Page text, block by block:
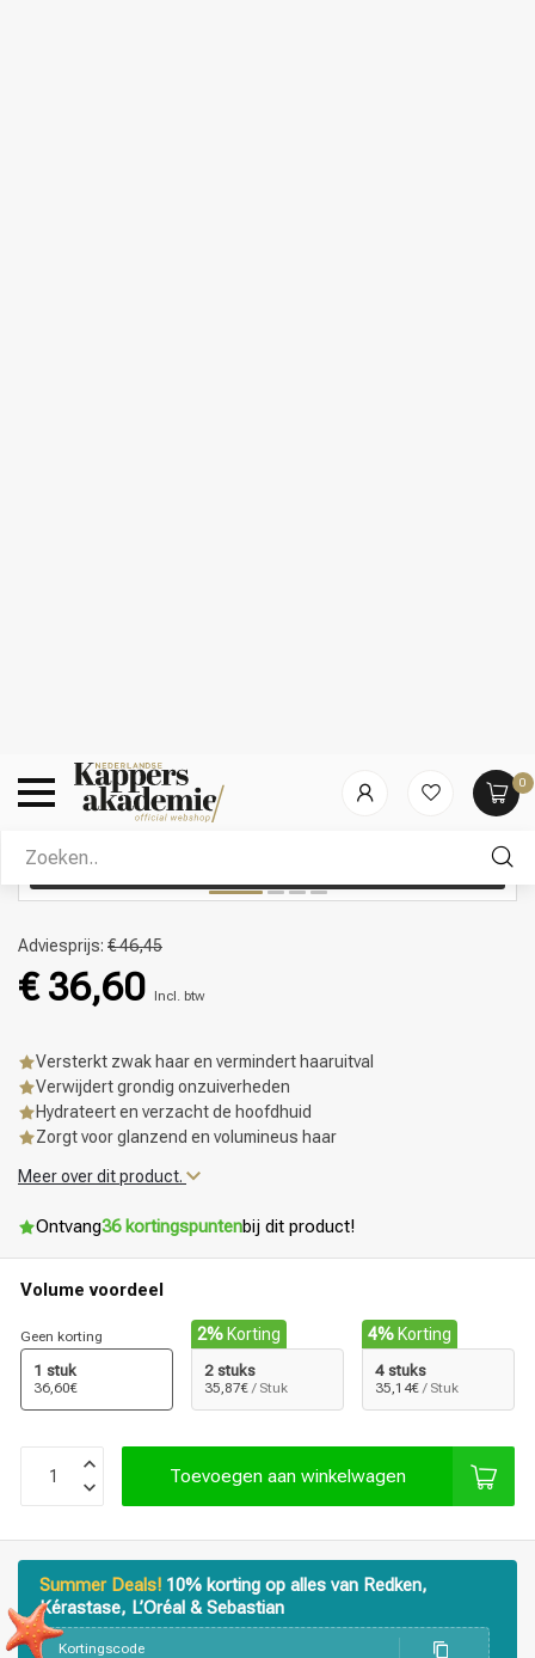
Haarstyling
Adviesprijs: € 46,45
€ 36,60 Incl. btw
Versterkt zwak haar en vermindert haaruitval
Verwijdert grondig onzuiverheden
Hydrateert en verzacht de hoofdhuid
Zorgt voor glanzend en volumineus haar
Meer over dit product.
Ontvang36 kortingspuntenbij dit product!
Volume voordeel
Geen korting
1 stuk
36,60€
2% Korting
2 stuks
35,87€ / Stuk
4% Korting
4 stuks
35,14€ / Stuk
Toevoegen aan winkelwagen
Summer Deals! 10% korting op alles van Redken,
Kérastase, L’Oréal & Sebastian
Kortingscode